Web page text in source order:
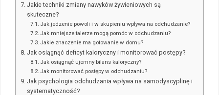
Jakie techniki zmiany nawyków żywieniowych są
skuteczne?
Jak jedzenie powoli i w skupieniu wpływa na odchudzanie?
Jak mniejsze talerze mogą pomóc w odchudzaniu?
Jakie znaczenie ma gotowanie w domu?
Jak osiągnąć deficyt kaloryczny i monitorować postępy?
Jak osiągnąć ujemny bilans kaloryczny?
Jak monitorować postępy w odchudzaniu?
Jak psychologia odchudzania wpływa na samodyscyplinę i
systematyczność?